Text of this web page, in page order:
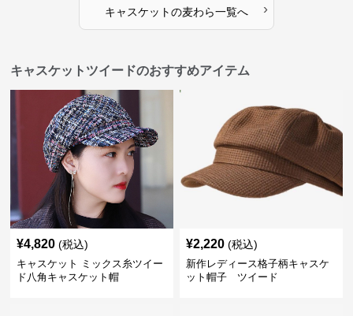
キャスケットの麦わら一覧へ ›
キャスケットツイードのおすすめアイテム
¥4,820 (税込)
キャスケット ミックス糸ツイー
ド八角キャスケット帽
¥2,220 (税込)
新作レディース格子柄キャスケ
ット帽子 ツイード